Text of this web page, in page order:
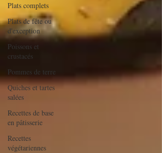
Plats complets
Plats de fête ou
d'exception
Poissons et
crustacés
Pommes de terre
Quiches et tartes
salées
Recettes de base
en pâtisserie
Recettes
végétariennes